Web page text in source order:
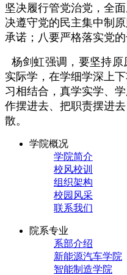
坚决履行管党治党，全
决遵守党的民主集中制
承诺；八要严格落实党的
杨剑虹强调，要坚持
实际学，在学细学深上
习相结合，真学实学、
作摆进去、把职责摆进
散。
学院概况
学院简介
校风校训
组织架构
校园风采
联系我们
院系专业
系部介绍
新能源汽车学院
智能制造学院